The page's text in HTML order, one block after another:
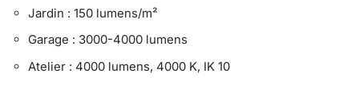
Jardin : 150 lumens/m²
Garage : 3000-4000 lumens
Atelier : 4000 lumens, 4000 K, IK 10